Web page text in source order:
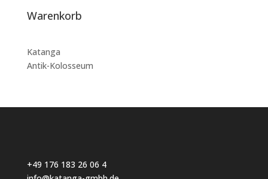
Warenkorb
Katanga
Antik-Kolosseum
+49 176 183 26 06 4